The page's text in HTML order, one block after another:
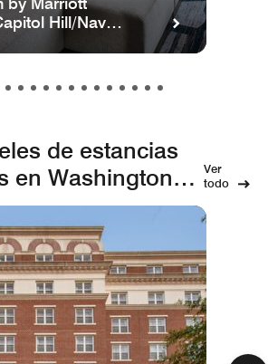
Hill/Navy
de estancias
en Washington
Ver
todo